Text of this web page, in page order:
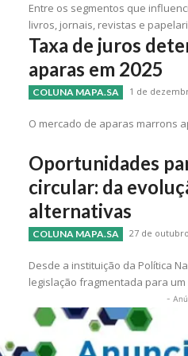
Entre os segmentos que
livros, jornais, revistas e
Taxa de juros
aparas em 2025
COLUNA MAPA.SA 1 de
O mercado de aparas marrons
Oportunidades
circular: da
alternativas
COLUNA MAPA.SA 27 de
Desde a instituição da Política
legislação fragmentada para
-